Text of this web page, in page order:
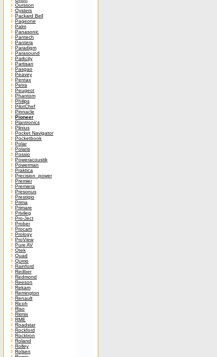
Oursson
Oysters
Packard Bell
Pageone
Palm
Panasonic
Pantech
Pantera
Paradigm
Parasound
Parkcity
Partisan
Pasgao
Peavey
Pentax
Petra
Peugeot
Phantom
Philips
PilotChef
Pinnacle
Pioneer
Plantronics
Plinius
Pocket Navigator
Pocketbook
Polar
Polaris
Possio
Poweracoustik
Powerman
Praktica
Precision_power
Premier
Premiera
Presonus
Prestigio
Prima
Primare
Privileg
Pro-Ject
Prober
Procam
Prology
ProView
Pure AV
Qtek
Quad
Qumo
Rainford
Redber
Redmond
Reeson
Rekam
Remington
Renault
Ricoh
Riso
Ritmix
RME
Roadstar
Rockford
Rocktron
Roland
Rolley
Rolsen